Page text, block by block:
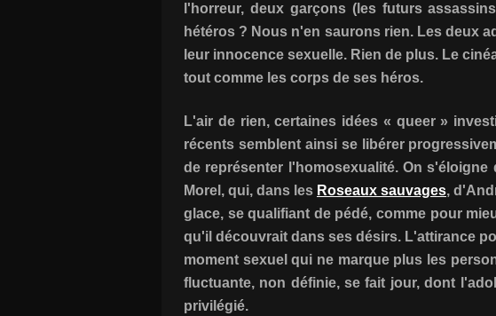
l'horreur, deux garçons (les futurs
hétéros ? Nous n'en saurons rien. Les deux
leur innocence sexuelle. Rien de plus. Le
tout comme les corps de ses héros.
L'air de rien, certaines idées « queer »
récents semblent ainsi se libérer
de représenter l'homosexualité. On s'éloigne
Morel, qui, dans les Roseaux sauvages,
glace, se qualifiant de pédé, comme pour
qu'il découvrait dans ses désirs. L'attirance
moment sexuel qui ne marque plus les
fluctuante, non définie, se fait jour, dont
privilégié.